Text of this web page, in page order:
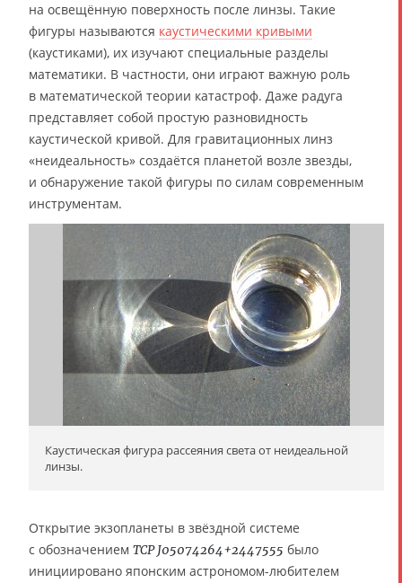
на освещённую поверхность после линзы. Такие
фигуры называются каустическими кривыми
(каустиками), их изучают специальные разделы
математики. В частности, они играют важную роль
в математической теории катастроф. Даже радуга
представляет собой простую разновидность
каустической кривой. Для гравитационных линз
«неидеальность» создаётся планетой возле звезды,
и обнаружение такой фигуры по силам современным
инструментам.
Каустическая фигура рассеяния света от неидеальной
линзы.
Открытие экзопланеты в звёздной системе
с обозначением TCP J05074264+2447555 было
инициировано японским астрономом-любителем